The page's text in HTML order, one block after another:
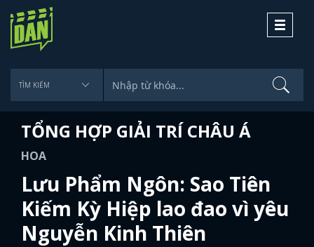
Toggle
TỔNG HỢP GIẢI TRÍ CHÂU Á
HOA
Lưu Phẩm Ngôn: Sao Tiên
Kiếm Kỳ Hiệp lao đao vì yêu
Nguyễn Kinh Thiên